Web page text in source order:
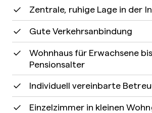
Zentrale, ruhige Lage in der
Gute Verkehrsanbindung
Wohnhaus für Erwachsene
Pensionsalter
Individuell vereinbarte
Einzelzimmer in kleinen